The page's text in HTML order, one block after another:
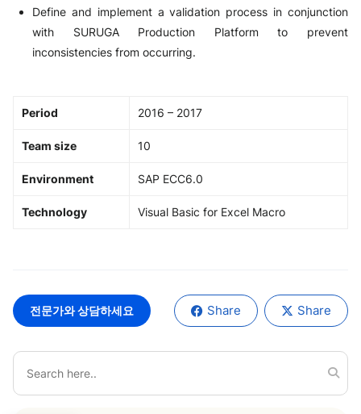
Define and implement a validation process in conjunction
with SURUGA Production Platform to prevent
inconsistencies from occurring.
Period 2016 – 2017
Team size 10
Environment SAP ECC6.0
Technology Visual Basic for Excel Macro
전문가와 상담하세요 Share Share